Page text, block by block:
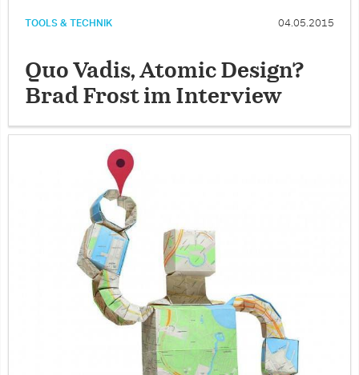
TOOLS & TECHNIK 04.05.2015
Quo Vadis, Atomic Design?
Brad Frost im Interview